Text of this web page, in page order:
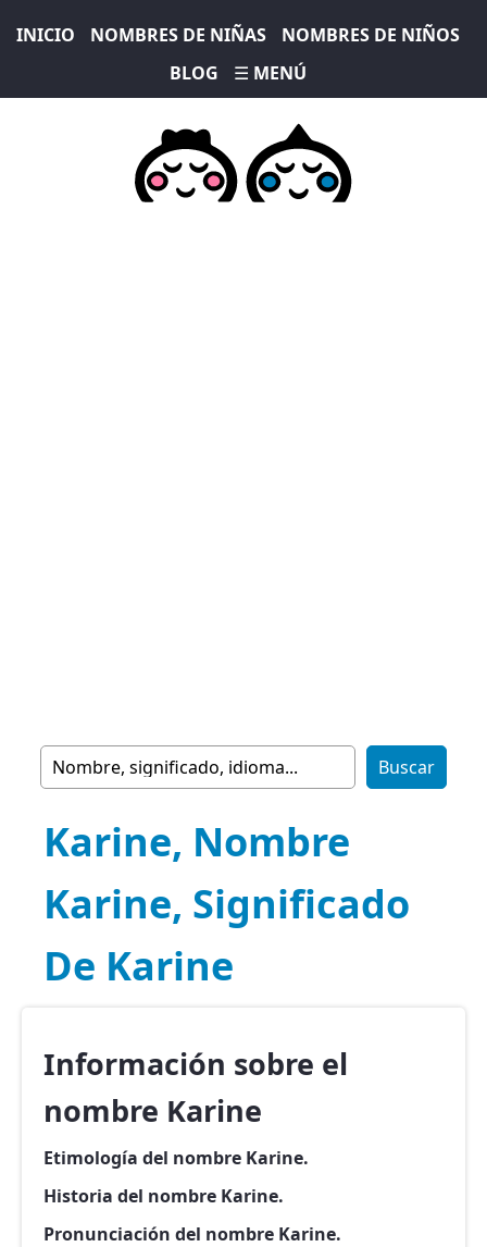
INICIO NOMBRES DE NIÑAS
NOMBRES DE NIÑOS
BLOG
☰ MENÚ
Karine, Nombre
Karine, Significado
De Karine
Información sobre el
nombre Karine
Etimología del nombre Karine.
Historia del nombre Karine.
Pronunciación del nombre Karine.